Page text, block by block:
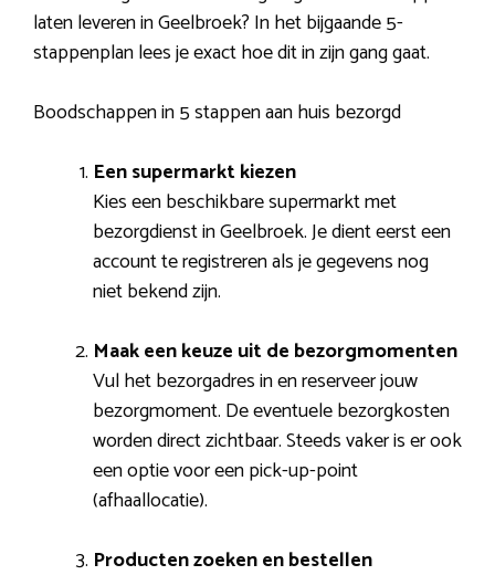
laten leveren in Geelbroek? In het bijgaande 5-
stappenplan lees je exact hoe dit in zijn gang gaat.
Boodschappen in 5 stappen aan huis bezorgd
Een supermarkt kiezen
Kies een beschikbare supermarkt met
bezorgdienst in Geelbroek. Je dient eerst een
account te registreren als je gegevens nog
niet bekend zijn.
Maak een keuze uit de bezorgmomenten
Vul het bezorgadres in en reserveer jouw
bezorgmoment. De eventuele bezorgkosten
worden direct zichtbaar. Steeds vaker is er ook
een optie voor een pick-up-point
(afhaallocatie).
Producten zoeken en bestellen